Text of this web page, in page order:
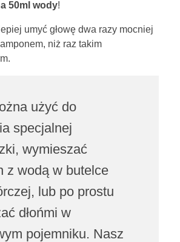
50ml wody!
umyć głowę dwa razy mocniej
niż raz takim
użyć do
specjalnej
wymieszać
z wodą w butelce
lub po prostu
dłońmi w
pojemniku. Nasz